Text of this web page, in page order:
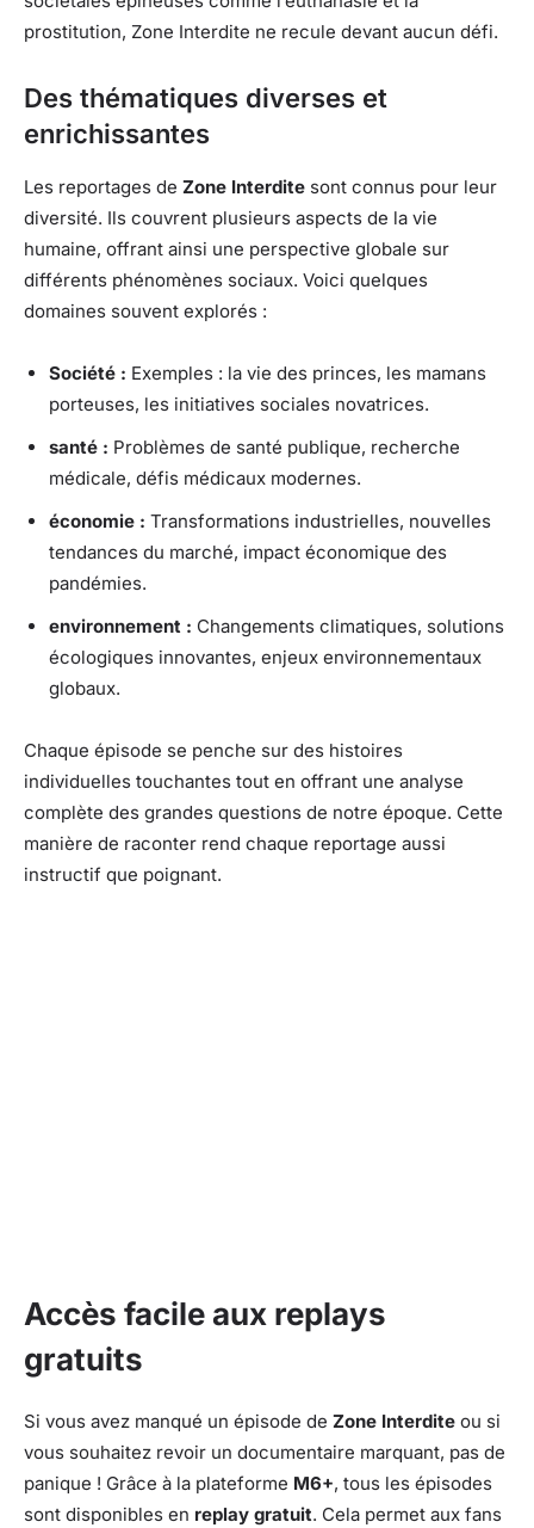
prostitution, Zone Interdite ne recule devant aucun défi.
Des thématiques diverses et
enrichissantes
Les reportages de Zone Interdite sont connus pour leur
diversité. Ils couvrent plusieurs aspects de la vie
humaine, offrant ainsi une perspective globale sur
différents phénomènes sociaux. Voici quelques
domaines souvent explorés :
Société : Exemples : la vie des princes, les mamans
porteuses, les initiatives sociales novatrices.
santé : Problèmes de santé publique, recherche
médicale, défis médicaux modernes.
économie : Transformations industrielles, nouvelles
tendances du marché, impact économique des
pandémies.
environnement : Changements climatiques, solutions
écologiques innovantes, enjeux environnementaux
globaux.
Chaque épisode se penche sur des histoires
individuelles touchantes tout en offrant une analyse
complète des grandes questions de notre époque. Cette
manière de raconter rend chaque reportage aussi
instructif que poignant.
Accès facile aux replays
gratuits
Si vous avez manqué un épisode de Zone Interdite ou si
vous souhaitez revoir un documentaire marquant, pas de
panique ! Grâce à la plateforme M6+, tous les épisodes
sont disponibles en replay gratuit. Cela permet aux fans